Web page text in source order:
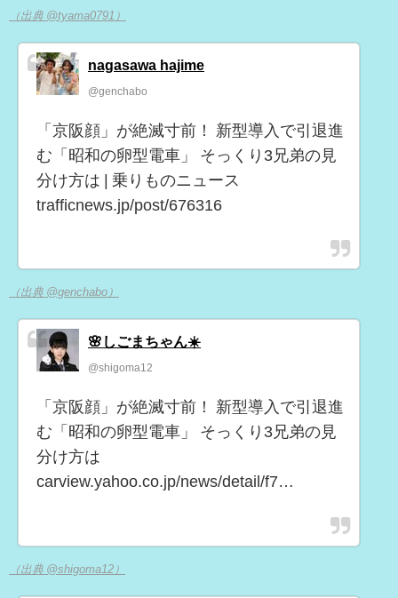
（出典 @tyama0791）
nagasawa hajime
@genchabo
「京阪顔」が絶滅寸前！ 新型導入で引退進
む「昭和の卵型電車」 そっくり3兄弟の見
分け方は | 乗りものニュース
trafficnews.jp/post/676316
（出典 @genchabo）
🌸しごまちゃん☀️
@shigoma12
「京阪顔」が絶滅寸前！ 新型導入で引退進
む「昭和の卵型電車」 そっくり3兄弟の見
分け方は
carview.yahoo.co.jp/news/detail/f7…
（出典 @shigoma12）